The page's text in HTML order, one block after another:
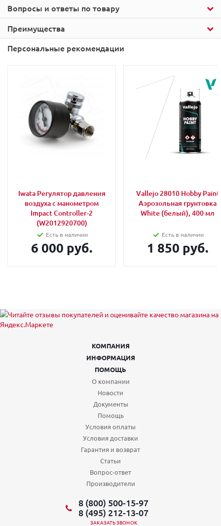
Вопросы и ответы по товару
Преимущества
Персональные рекомендации
Iwata Регулятор давления
воздуха с манометром
Impact Controller-2
(W2012920700)
Есть в наличии
6 000 руб.
Vallejo 28010 Hobby Paint
Аэрозольная грунтовка
White (белый), 400 мл
Есть в наличии
1 850 руб.
КОМПАНИЯ
ИНФОРМАЦИЯ
ПОМОЩЬ
О компании
Новости
Документы
Помощь
Условия оплаты
Условия доставки
Гарантия и возврат
Статьи
Вопрос-ответ
Производители
8 (800) 500-15-97
8 (495) 212-13-07
ЗАКАЗАТЬ ЗВОНОК